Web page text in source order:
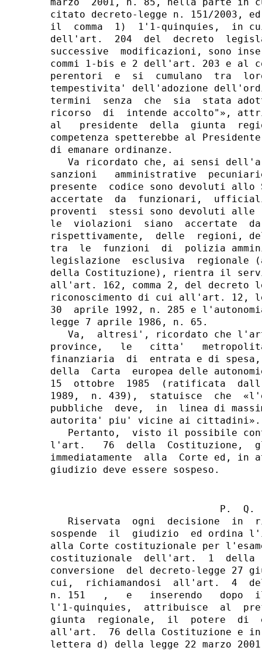
citato decreto-legge n. 151/2003,
il  comma  1)  1'1-quinquies,  in
dell'art.  204  del  decreto
successive  modificazioni, sono
commi 1-bis e 2 dell'art. 203 e al
perentori  e  si  cumulano  tra
tempestivita' dell'adozione
termini  senza  che  sia  stata
ricorso  di  intende accolto"»,
al   presidente  della  giunta
competenza spetterebbe al
di emanare ordinanze.
Va ricordato che, ai sensi
sanzioni   amministrative
presente  codice sono devoluti
accertate  da  funzionari,
proventi  stessi sono devoluti alle
le  violazioni  siano  accertate
rispettivamente,  delle  regioni,
tra  le  funzioni  di  polizia
legislazione  esclusiva  regionale
della Costituzione), rientra il
all'art. 162, comma 2, del
riconoscimento di cui all'art. 12,
30  aprile 1992, n. 285 e
legge 7 aprile 1986, n. 65.
Va,  altresi', ricordato che
province,   le   citta'
finanziaria  di  entrata e di
della  Carta  europea delle
15  ottobre  1985  (ratificata
1989,  n. 439),  statuisce  che
pubbliche  deve,  in  linea di
autorita' piu' vicine ai cittadini».
Pertanto,  visto il possibile
l'art.   76  della  Costituzione,
immediatamente  alla  Corte ed,
P.  Q.
Riservata  ogni  decisione  in
sospende  il  giudizio  ed ordina
alla Corte costituzionale per
costituzionale  dell'art.  1  della
conversione  del decreto-legge 27
cui,  richiamandosi  all'art.  4  del
n. 151   ,   e   inserendo   dopo
l'1-quinquies,  attribuisce  al
giunta  regionale,  il  potere  di
all'art.  76 della Costituzione e
lettera d) della legge 22 marzo